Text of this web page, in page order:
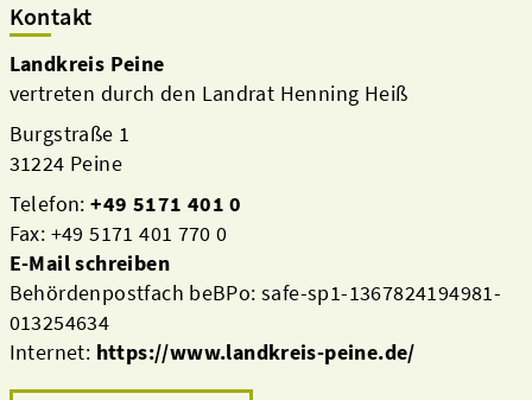
Kontakt
Landkreis Peine
vertreten durch den Landrat Henning Heiß
Burgstraße 1
31224 Peine
Telefon:+49 5171 401 0
Fax: +49 5171 401 770 0
E-Mail schreiben
Behördenpostfach beBPo: safe-sp1-1367824194981-
013254634
Internet: https://www.landkreis-peine.de/